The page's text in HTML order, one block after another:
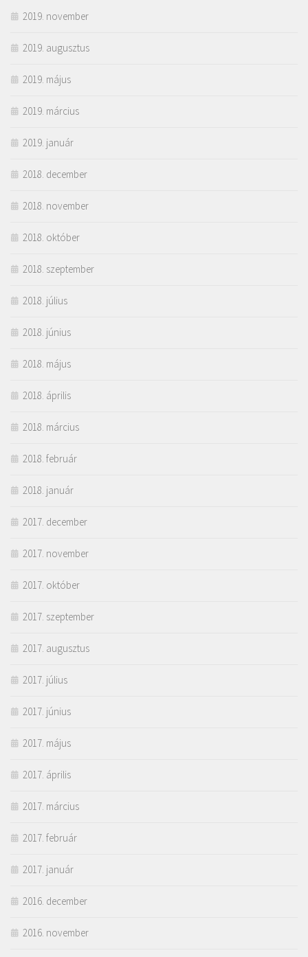
2019. november
2019. augusztus
2019. május
2019. március
2019. január
2018. december
2018. november
2018. október
2018. szeptember
2018. július
2018. június
2018. május
2018. április
2018. március
2018. február
2018. január
2017. december
2017. november
2017. október
2017. szeptember
2017. augusztus
2017. július
2017. június
2017. május
2017. április
2017. március
2017. február
2017. január
2016. december
2016. november